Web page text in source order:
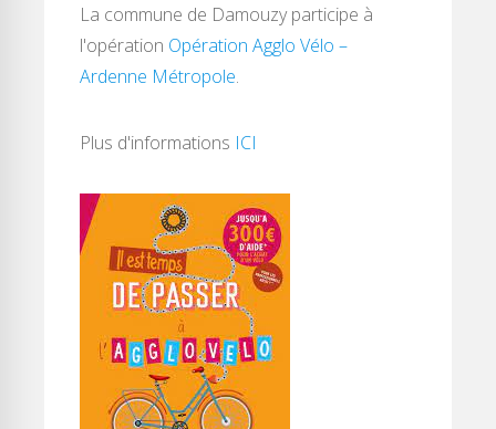
La commune de Damouzy participe à
l'opération Opération Agglo Vélo –
Ardenne Métropole.
Plus d'informations ICI